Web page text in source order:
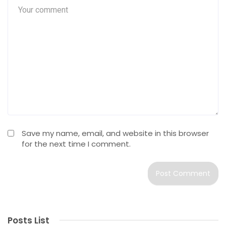
Save my name, email, and website in this browser
for the next time I comment.
Posts List